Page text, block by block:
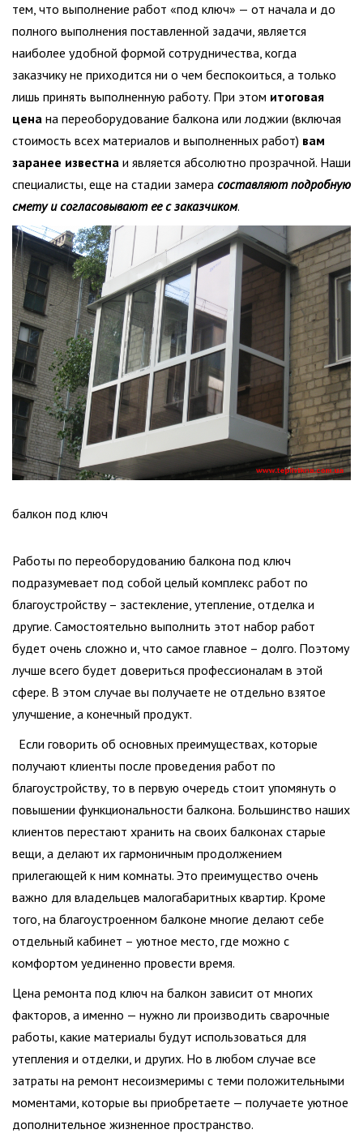
тем, что выполнение работ «под ключ» — от начала и до
полного выполнения поставленной задачи, является
наиболее удобной формой сотрудничества, когда
заказчику не приходится ни о чем беспокоиться, а только
лишь принять выполненную работу. При этом итоговая
цена на переоборудование балкона или лоджии (включая
стоимость всех материалов и выполненных работ) вам
заранее известна и является абсолютно прозрачной. Наши
специалисты, еще на стадии замера составляют подробную
смету и согласовывают ее с заказчиком.
балкон под ключ
Работы по переоборудованию балкона под ключ
подразумевает под собой целый комплекс работ по
благоустройству – застекление, утепление, отделка и
другие. Самостоятельно выполнить этот набор работ
будет очень сложно и, что самое главное – долго. Поэтому
лучше всего будет довериться профессионалам в этой
сфере. В этом случае вы получаете не отдельно взятое
улучшение, а конечный продукт.
Если говорить об основных преимуществах, которые
получают клиенты после проведения работ по
благоустройству, то в первую очередь стоит упомянуть о
повышении функциональности балкона. Большинство наших
клиентов перестают хранить на своих балконах старые
вещи, а делают их гармоничным продолжением
прилегающей к ним комнаты. Это преимущество очень
важно для владельцев малогабаритных квартир. Кроме
того, на благоустроенном балконе многие делают себе
отдельный кабинет – уютное место, где можно с
комфортом уединенно провести время.
Цена ремонта под ключ на балкон зависит от многих
факторов, а именно — нужно ли производить сварочные
работы, какие материалы будут использоваться для
утепления и отделки, и других. Но в любом случае все
затраты на ремонт несоизмеримы с теми положительными
моментами, которые вы приобретаете — получаете уютное
дополнительное жизненное пространство.